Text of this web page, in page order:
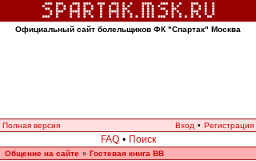
Официальный сайт болельщиков ФК "Спартак" Москва
Полная версия Вход • Регистрация
FAQ • Поиск
Общение на сайте » Гостевая книга ВВ